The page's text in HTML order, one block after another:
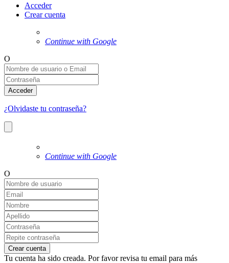
Acceder
Crear cuenta
Continue with Google
O
Acceder
¿Olvidaste tu contraseña?
Continue with Google
O
Crear cuenta
Tu cuenta ha sido creada. Por favor revisa tu email para más